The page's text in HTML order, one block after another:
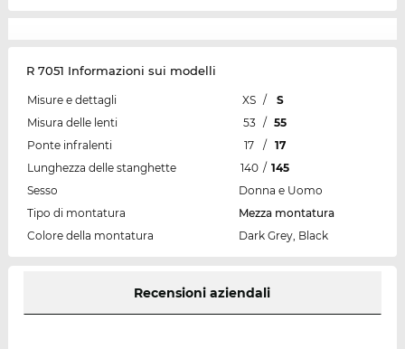
R 7051 Informazioni sui modelli
Misure e dettagli XS /
S
Misura delle lenti
53 / 55
Ponte infralenti
17 /
17
Lunghezza delle stanghette
140 / 145
Sesso
Donna e Uomo
Tipo di montatura
Mezza montatura
Colore della montatura
Dark Grey, Black
Recensioni aziendali